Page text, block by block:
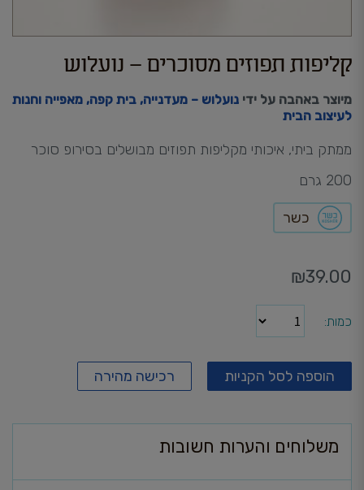
קליפות תפוזים מסוכרים – נועלוש
מיוצר באהבה על ידי נועלוש – מעדנייה, בית קפה, מאפייה וחנות
לעיצוב הבית
ממתק ביתי, איכותי מקליפות תפוזים מבושלים בסירופ סוכר
200 גרם
כשר
₪39.00
הוספה לסל הקניות רכישה מהירה
משלוחים והערות חשובות